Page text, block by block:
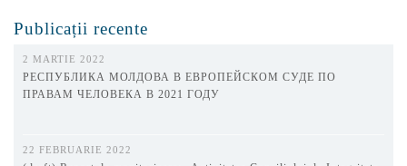
Publicații recente
2 MARTIE 2022
РЕСПУБЛИКА МОЛДОВА В ЕВРОПЕЙСКОМ СУДЕ ПО
ПРАВАМ ЧЕЛОВЕКА В 2021 ГОДУ
22 FEBRUARIE 2022